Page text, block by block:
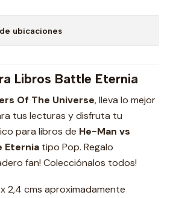
ubicaciones
Libros Battle Eternia
Of The Universe, lleva lo mejor
tus lecturas y disfruta tu
para libros de He-Man vs
Eternia tipo Pop. Regalo
fan! Colecciónalos todos!
2,4 cms aproximadamente